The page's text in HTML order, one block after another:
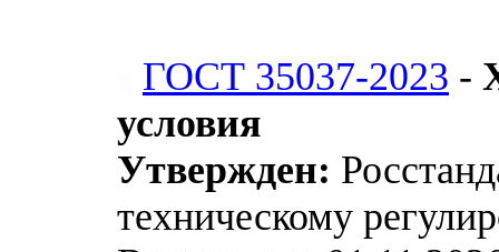
ГОСТ 35037-2023 -
условия
Утвержден:
техническому